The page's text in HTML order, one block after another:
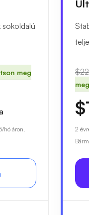
sokoldalú
meg
/hó áron.
2